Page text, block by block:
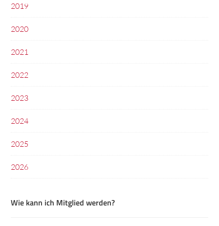
2019
2020
2021
2022
2023
2024
2025
2026
Wie kann ich Mitglied werden?